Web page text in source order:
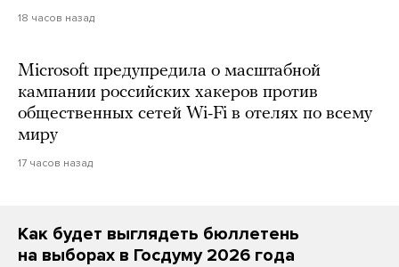
18 часов назад
Microsoft предупредила о масштабной
кампании российских хакеров против
общественных сетей Wi-Fi в отелях по всему
миру
17 часов назад
Как будет выглядеть бюллетень
на выборах в Госдуму 2026 года